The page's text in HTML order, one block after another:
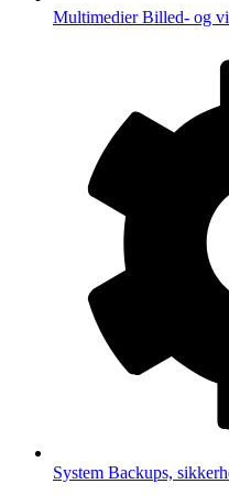
MultimedierBilled- og
System Backups,